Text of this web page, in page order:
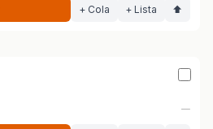
+ Cola + Lista ⬆
—